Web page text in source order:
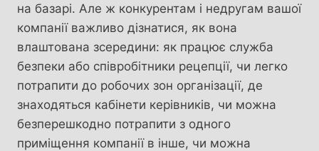
на базарі. Але ж конкурентам і недругам вашої
компанії важливо дізнатися, як вона
влаштована зсередини: як працює служба
безпеки або співробітники рецепції, чи легко
потрапити до робочих зон організації, де
знаходяться кабінети керівників, чи можна
безперешкодно потрапити з одного
приміщення компанії в інше, чи можна